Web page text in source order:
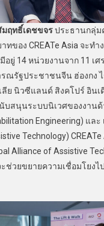
ฤทธิ์เดชขจรประธานกลุ่ม
ทของ CREATe Asia จะท
ยู่ 14 หน่วยงานจาก 11 เศ
รณรัฐประชาชนจีน ฮ่องกง
ลีย นิวซีแลนด์ สิงคโปร์ อินเ
บสนุนระบบนิเวศของงาน
Engineering) แล
Technology)
Alliance of Assistive
ะช่วยขยายความเชื่อมโยง